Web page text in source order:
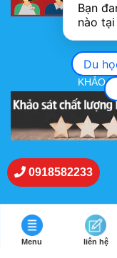
KHẢO
0918582233
Menu liên hệ
Bạn
nào
Du